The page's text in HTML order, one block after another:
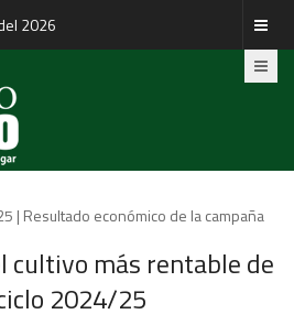
2026
| Resultado económico de la campaña
cultivo más rentable de
2024/25